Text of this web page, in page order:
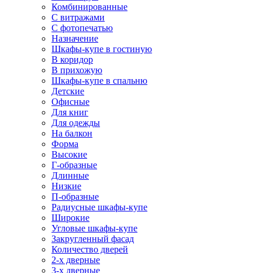
Комбинированные
С витражами
С фотопечатью
Назначение
Шкафы-купе в гостиную
В коридор
В прихожую
Шкафы-купе в спальню
Детские
Офисные
Для книг
Для одежды
На балкон
Форма
Высокие
Г-образные
Длинные
Низкие
П-образные
Радиусные шкафы-купе
Широкие
Угловые шкафы-купе
Закругленный фасад
Количество дверей
2-х дверные
3-х дверные